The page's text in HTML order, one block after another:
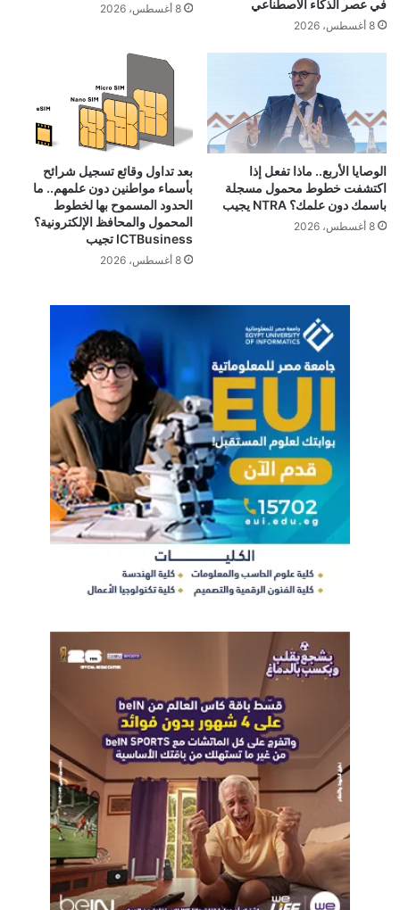
في عصر الذكاء الاصطناعي
8 أغسطس، 2026
8 أغسطس، 2026
الوصايا الأربع.. ماذا تفعل إذا
اكتشفت خطوط محمول مسجلة
باسمك دون علمك؟ NTRA يجيب
8 أغسطس، 2026
بعد تداول وقائع تسجيل شرائح
بأسماء مواطنين دون علمهم.. ما
الحدود المسموح بها لخطوط
المحمول والمحافظ الإلكترونية؟
ICTBusiness تجيب
8 أغسطس، 2026